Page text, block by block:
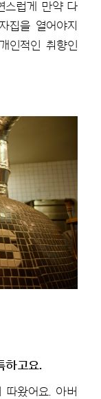
스럽게 만약 다
집을 열어야지
인적인 취향인
하고요.
따왔어요. 아버